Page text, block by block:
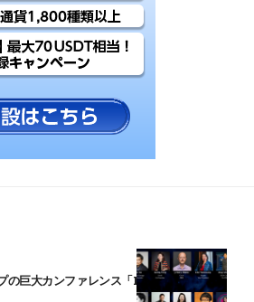
の巨大カンファレンス「IVSCrypto」が京